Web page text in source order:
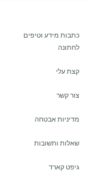
כתבות מידע וטיפים
לחתונה
קצת עלי
צור קשר
מדיניות אבטחה
שאלות ותשובות
גיפט קארד